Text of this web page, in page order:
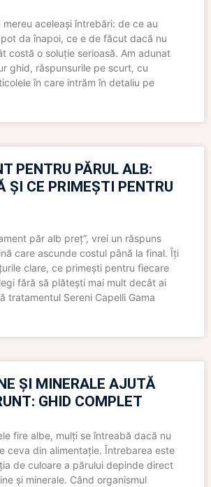
mereu aceleași întrebări: de ce au
da înapoi, ce e de făcut dacă nu
costă o soluție serioasă. Am adunat
ghid, răspunsurile pe scurt, cu
în care intrăm în detaliu pe
PENTRU PĂRUL ALB:
ȘI CE PRIMEȘTI PENTRU
păr alb preț”, vrei un răspuns
care ascunde costul până la final. Îți
clare, ce primești pentru fiecare
fără să plătești mai mult decât ai
tratamentul Sereni Capelli Gama
ȘI MINERALE AJUTĂ
GHID COMPLET
fire albe, mulți se întreabă dacă nu
ceva din alimentație. Întrebarea este
de culoare a părului depinde direct
și minerale. Când organismul